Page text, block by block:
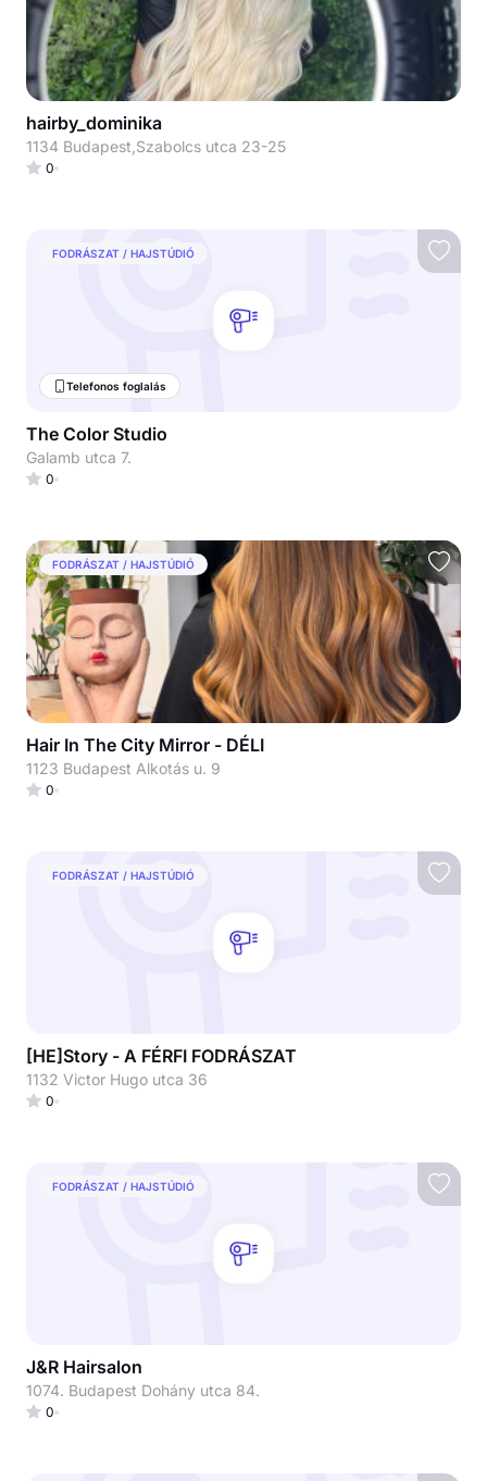
hairby_dominika
1134 Budapest,Szabolcs utca 23-25
0
FODRÁSZAT / HAJSTÚDIÓ
Telefonos foglalás
The Color Studio
Galamb utca 7.
0
FODRÁSZAT / HAJSTÚDIÓ
Hair In The City Mirror - DÉLI
1123 Budapest Alkotás u. 9
0
FODRÁSZAT / HAJSTÚDIÓ
[HE]Story - A FÉRFI FODRÁSZAT
1132 Victor Hugo utca 36
0
FODRÁSZAT / HAJSTÚDIÓ
J&R Hairsalon
1074. Budapest Dohány utca 84.
0